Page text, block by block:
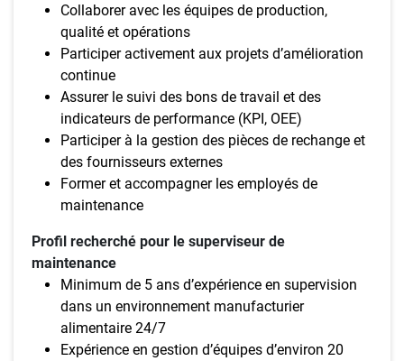
Collaborer avec les équipes de production,
qualité et opérations
Participer activement aux projets d’amélioration
continue
Assurer le suivi des bons de travail et des
indicateurs de performance (KPI, OEE)
Participer à la gestion des pièces de rechange et
des fournisseurs externes
Former et accompagner les employés de
maintenance
Profil recherché pour le superviseur de
maintenance
Minimum de 5 ans d’expérience en supervision
dans un environnement manufacturier
alimentaire 24/7
Expérience en gestion d’équipes d’environ 20